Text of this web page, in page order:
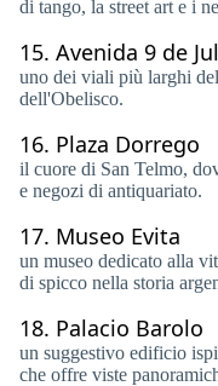
di tango, la street art e i
15. Avenida 9 de
uno dei viali più larghi
dell'Obelisco.
16. Plaza Dorrego
il cuore di San Telmo,
e negozi di antiquariato.
17. Museo Evita
un museo dedicato alla
di spicco nella storia
18. Palacio Barolo
un suggestivo edificio
che offre viste